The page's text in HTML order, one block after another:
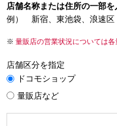
店舗名称または住所の一部
例） 新宿、東池袋、浪速区
量販店の営業状況については各
店舗区分を指定
ドコモショップ
量販店など